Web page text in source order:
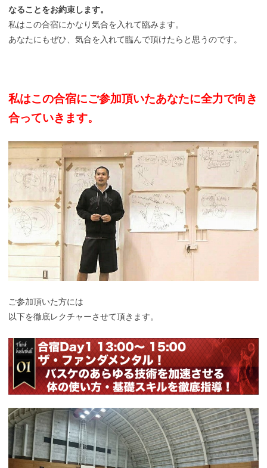
なることをお約束します。
私はこの合宿にかなり気合を入れて臨みます。
あなたにもぜひ、気合を入れて臨んで頂けたらと思うのです。
私はこの合宿にご参加頂いたあなたに全力で向き
合っていきます。
ご参加頂いた方には
以下を徹底レクチャーさせて頂きます。